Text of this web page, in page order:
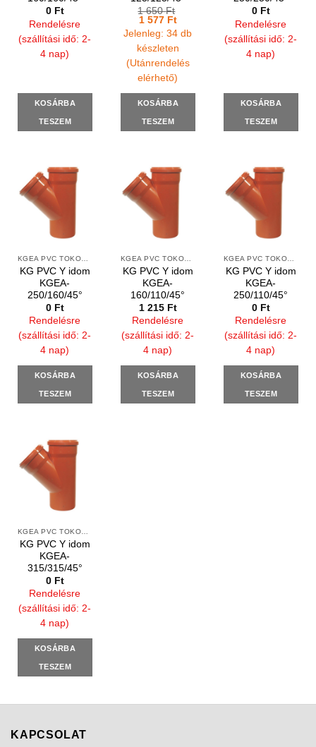
0 Ft
Rendelésre
(szállítási idő: 2-
4 nap)
KOSÁRBA
TESZEM
1 650Ft
Original
price
was:
1
1 577 FtCurrent
price
is:
1
Jelenleg: 34 db
készleten
(Utánrendelés
elérhető)
KOSÁRBA
TESZEM
0 Ft
Rendelésre
(szállítási idő: 2-
4 nap)
KOSÁRBA
TESZEM
KG PVC Y idom
KGEA-
250/160/45°
0 Ft
Rendelésre
(szállítási idő: 2-
4 nap)
KOSÁRBA
TESZEM
KG PVC Y idom
KGEA-
160/110/45°
1 215 Ft
Rendelésre
(szállítási idő: 2-
4 nap)
KOSÁRBA
TESZEM
KG PVC Y idom
KGEA-
250/110/45°
0 Ft
Rendelésre
(szállítási idő: 2-
4 nap)
KOSÁRBA
TESZEM
KG PVC Y idom
KGEA-
315/315/45°
0 Ft
Rendelésre
(szállítási idő: 2-
4 nap)
KOSÁRBA
TESZEM
KAPCSOLAT